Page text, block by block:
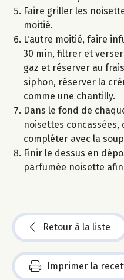
Faire griller les
moitié.
L'autre moitié, faire
30 min, filtrer et
gaz et réserver au
siphon, réserver la
comme une chantilly.
Dans le fond de
noisettes
compléter avec la
Finir le dessus en
parfumée noisette
Retour à la liste
Imprimer la